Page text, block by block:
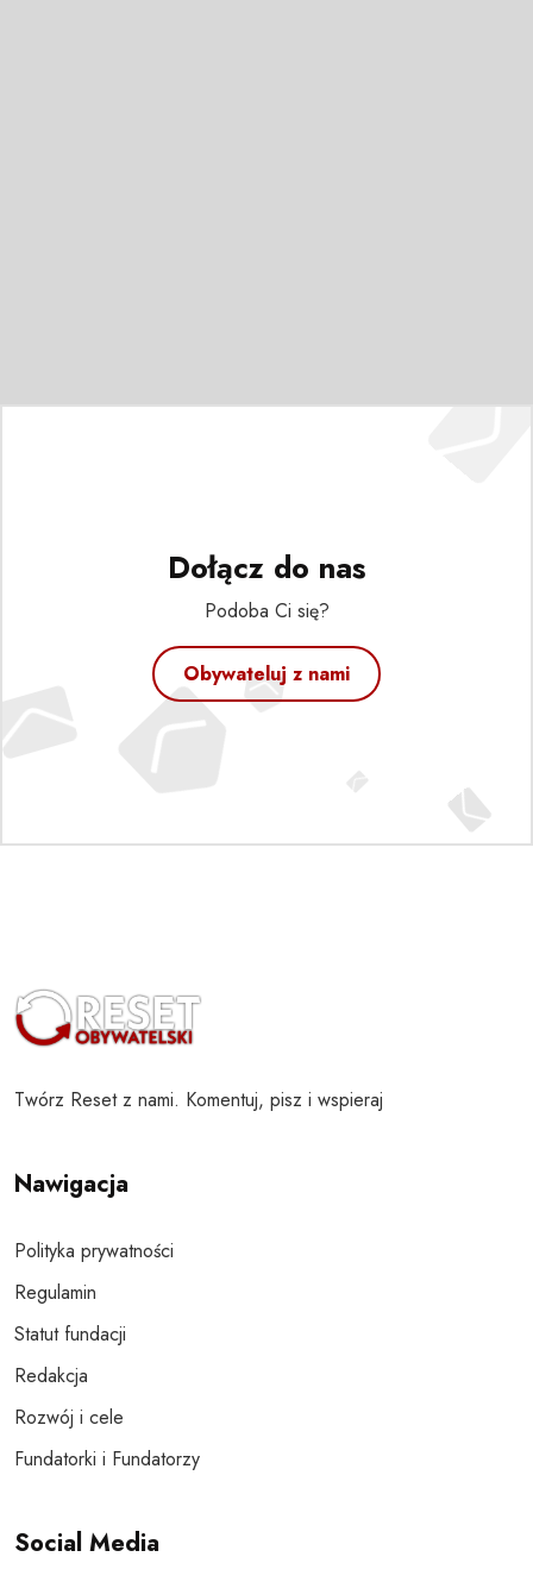
Dołącz do nas
Podoba Ci się?
Obywateluj z nami
Twórz Reset z nami. Komentuj, pisz i wspieraj
Nawigacja
Polityka prywatności
Regulamin
Statut fundacji
Redakcja
Rozwój i cele
Fundatorki i Fundatorzy
Social Media